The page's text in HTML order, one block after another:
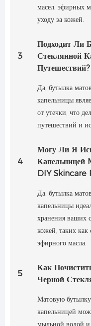
масел, эфирных
уходу за кожей.
3
Подходит Ли
Стеклянной
Путешествий?
Да, бутылка
капельницы
от утечки, что
путешествий и
4
Могу Ли Я
DIY Skincare
Да, бутылка
капельницы
хранения ваших
кожей, таких
эфирного масла.
5
Как
Черной
Матовую
капельницей
мыльной водой и